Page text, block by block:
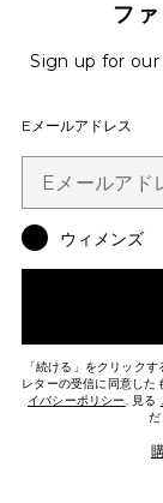
SALEM ド
MORE TO
フ
Sign up for
Eメールアドレス
ウィメンズ
「続ける」をクリック
レターの受信に同意した
イバシーポリシー. 見る